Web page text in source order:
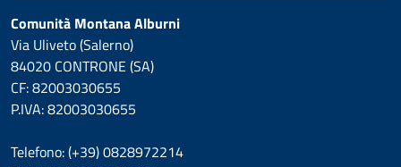
Comunità Montana Alburni
Via Uliveto (Salerno)
84020 CONTRONE (SA)
CF: 82003030655
P.IVA: 82003030655
Telefono: (+39) 0828972214